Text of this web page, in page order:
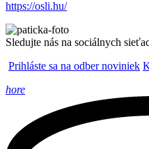
https://osli.hu/
Sledujte nás na sociálnych
Prihláste sa na odber noviniek
hore